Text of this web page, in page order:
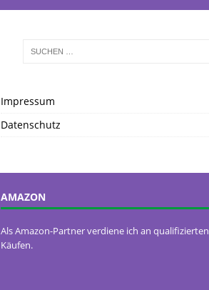
Impressum
Datenschutz
AMAZON
Als Amazon-Partner verdiene ich an qualifizierten
Käufen.